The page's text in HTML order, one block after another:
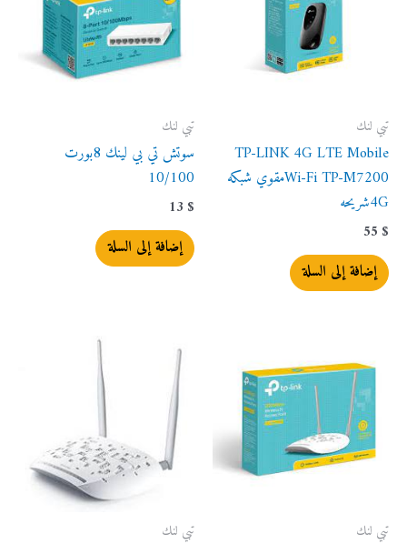
تبي لنك
TP-LINK 4G LTE Mobile
Wi-Fi TP-M7200مقوي شبكه
4Gشريحه
55 $
إضافة إلى السلة
تبي لنك
سوتش تي بي لينك 8بورت
10/100
13 $
إضافة إلى السلة
تبي لنك تبي لنك